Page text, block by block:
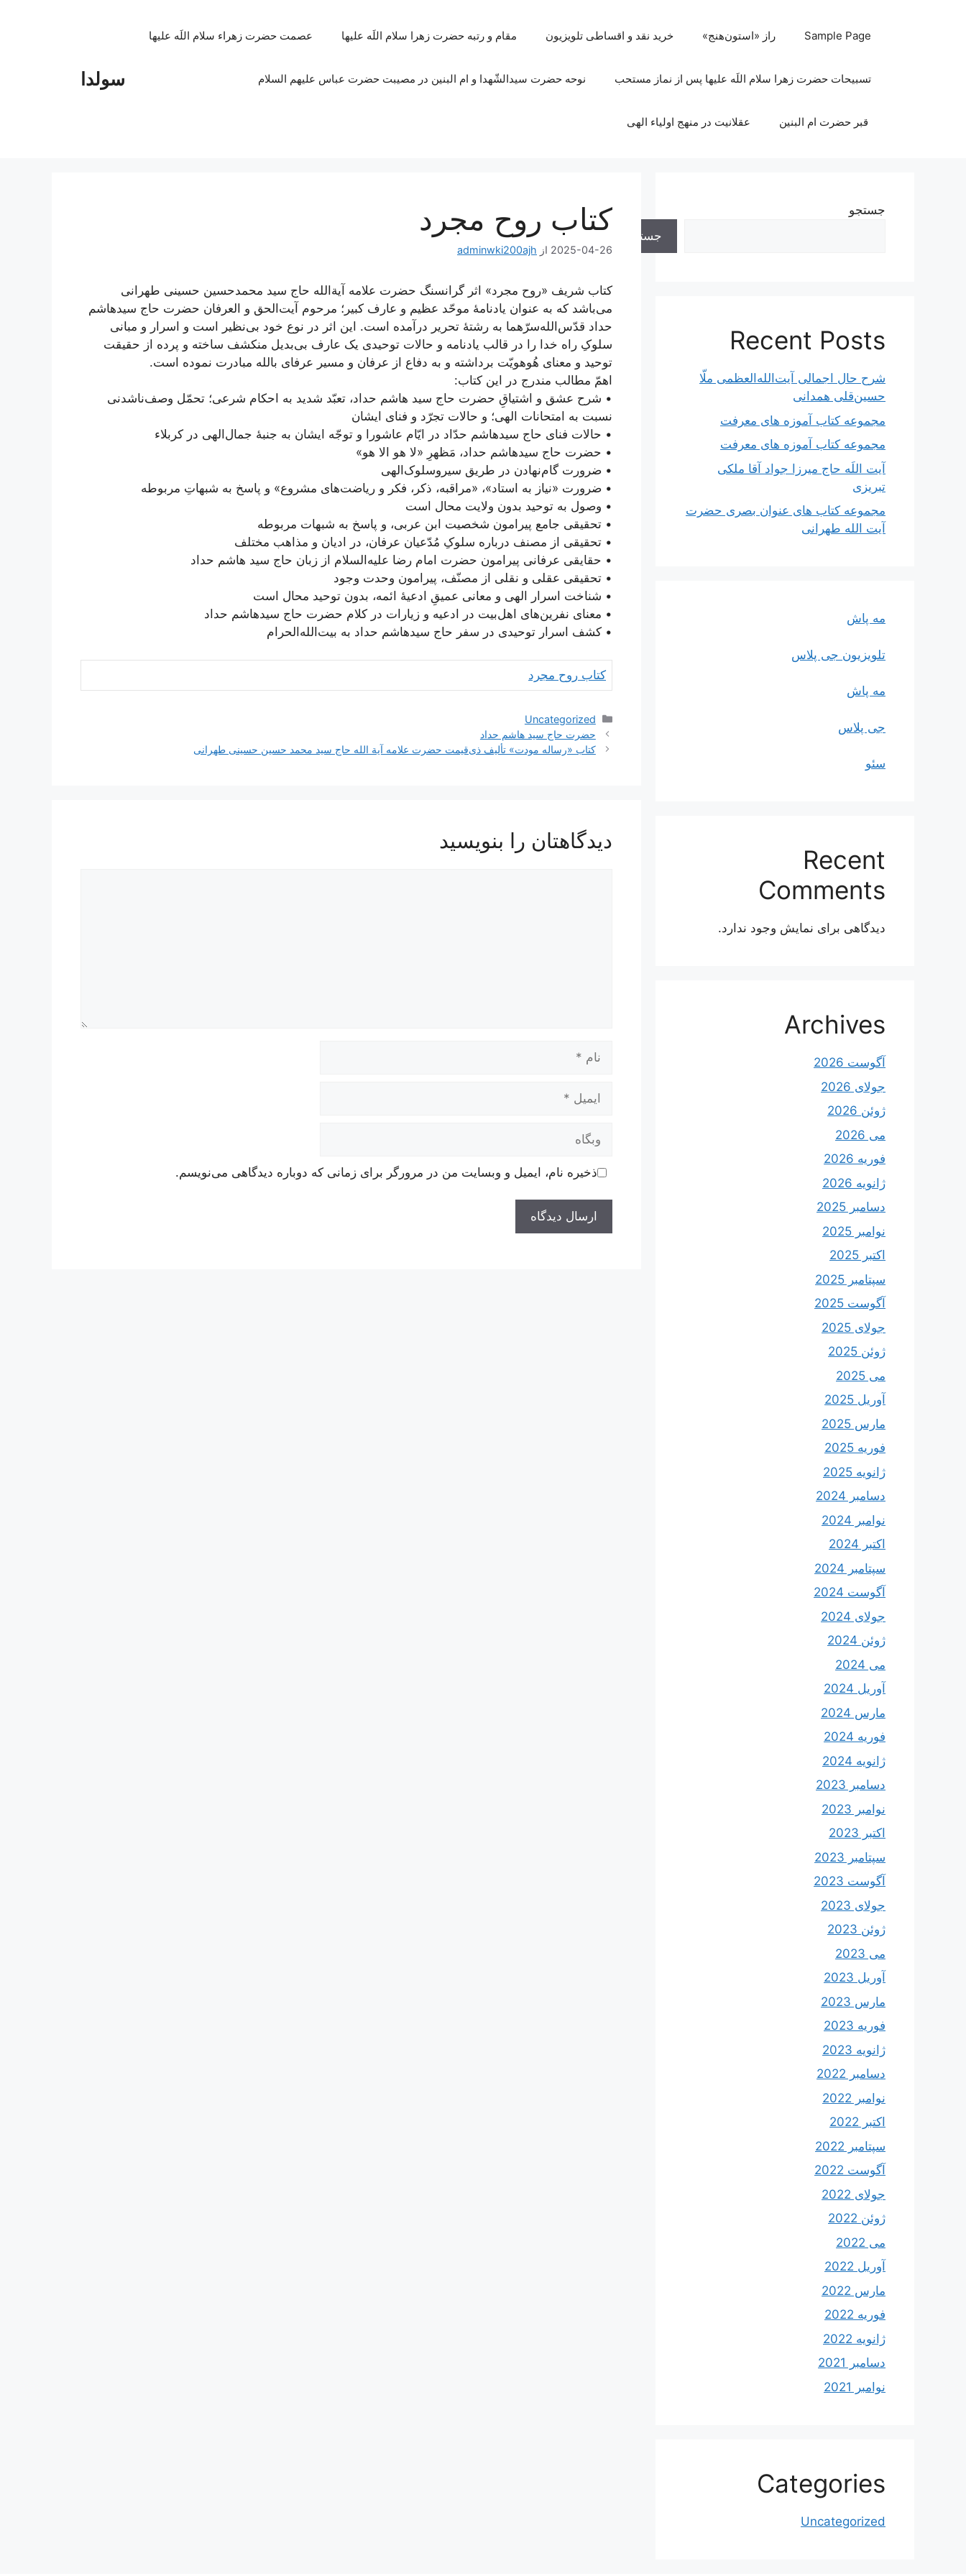
سولدا
Sample Page راز «استون‌هنج» خرید نقد و اقساطی تلویزیون مقام و رتبه حضرت زهرا سلام اللَه علیها عصمت حضرت زهراء سلام اللَه علیها
تسبیحات حضرت زهرا سلام اللَه علیها پس از نماز مستحب نوحه حضرت سیدالشّهدا و ام البنین در مصیبت حضرت عباس علیهم السلام
قبر حضرت ام البنین عقلانیت در منهج اولیاء الهی
کتاب روح مجرد
2025-04-26 از adminwki200ajh
کتاب شریف «روح مجرد» اثر گرانسنگ حضرت علامه آیة‌الله حاج سید محمدحسین حسینی طهرانی
می‌باشد که به عنوان یادنامۀ موحّد عظیم و عارف کبیر؛ مرحوم آیت‌الحق و العرفان حضرت حاج سید‌هاشم
حداد قدّس‌الله‌سرّهما به رشتۀ تحریر درآمده است. این اثر در نوع خود بی‌نظیر است و اسرار و مبانی
سلوکِ راه خدا را در قالب یادنامه و حالات توحیدی یک عارف بی‌بدیل منکشف ساخته و پرده از حقیقت
توحید و معنای هُوهویّت برداشته و به دفاع از عرفان و مسیر عرفای بالله مبادرت نموده است.
اهمّ مطالب مندرج در این کتاب:
• شرح عشق و اشتیاقِ حضرت حاج سید هاشم حداد، تعبّد شدید به احکام شرعی؛ تحمّل وصف‌ناشدنی
نسبت به امتحانات الهی؛ و حالات تجرّد و فنای ایشان
• حالات فنای حاج سیدهاشم حدّاد در ایّام عاشورا و توجّه ایشان به جنبۀ جمال‌الهی در کربلاء
• حضرت حاج سیدهاشم حداد، مَظهرِ «لا هو الا هو»
• ضرورت گام‌نهادن در طریق سیروسلوک‌الهی
• ضرورت «نیاز به استاد»، «مراقبه، ذکر، فکر و ریاضت‌های مشروع» و پاسخ به شبهاتِ مربوطه
• وصول به توحید بدون ولایت محال است
• تحقیقی جامع پیرامون شخصیت ابن عربی، و پاسخ به شبهات مربوطه
• تحقیقی از مصنف درباره سلوکِ مُدّعیان عرفان، در ادیان و مذاهب مختلف
• حقایقی عرفانی پیرامون حضرت امام رضا علیه‌السلام از زبان حاج سید هاشم حداد
• تحقیقی عقلی و نقلی از مصنّف، پیرامون وحدت وجود
• شناخت اسرار الهی و معانی عمیقِ ادعیۀ ائمه، بدون توحید محال است
• معنای نفرین‌های اهل‌بیت در ادعیه و زیارات در کلام حضرت حاج سید‌هاشم حداد
• کشف اسرار توحیدی در سفر حاج سید‌هاشم حداد به بیت‌الله‌الحرام
کتاب روح مجرد
دسته‌ها
Uncategorized
ناوبری
نوشته‌ها
حضرت حاج سید هاشم حداد
کتاب «رساله مودت» تألیف ذی‌قیمت حضرت علامه آیة الله حاج سید محمد حسین حسینی طهرانی
دیدگاهتان را بنویسید
وبگاه
ذخیره نام، ایمیل و وبسایت من در مرورگر برای زمانی که دوباره دیدگاهی می‌نویسم.
جستجو
جستجو
Recent Posts
شرح حال اجمالی آیت‌الله‌العظمی ملّا
حسین‌قلی همدانی
مجموعه کتاب آموزه های معرفت
مجموعه کتاب آموزه های معرفت
آیت اللَه حاج میرزا جواد آقا ملکی
تبریزی
مجموعه کتاب های عنوان بصری حضرت
آیت الله طهرانی
مه پاش
تلویزیون جی پلاس
مه پاش
جی پلاس
سئو
Recent
Comments
دیدگاهی برای نمایش وجود ندارد.
Archives
آگوست 2026
جولای 2026
ژوئن 2026
می 2026
فوریه 2026
ژانویه 2026
دسامبر 2025
نوامبر 2025
اکتبر 2025
سپتامبر 2025
آگوست 2025
جولای 2025
ژوئن 2025
می 2025
آوریل 2025
مارس 2025
فوریه 2025
ژانویه 2025
دسامبر 2024
نوامبر 2024
اکتبر 2024
سپتامبر 2024
آگوست 2024
جولای 2024
ژوئن 2024
می 2024
آوریل 2024
مارس 2024
فوریه 2024
ژانویه 2024
دسامبر 2023
نوامبر 2023
اکتبر 2023
سپتامبر 2023
آگوست 2023
جولای 2023
ژوئن 2023
می 2023
آوریل 2023
مارس 2023
فوریه 2023
ژانویه 2023
دسامبر 2022
نوامبر 2022
اکتبر 2022
سپتامبر 2022
آگوست 2022
جولای 2022
ژوئن 2022
می 2022
آوریل 2022
مارس 2022
فوریه 2022
ژانویه 2022
دسامبر 2021
نوامبر 2021
Categories
Uncategorized